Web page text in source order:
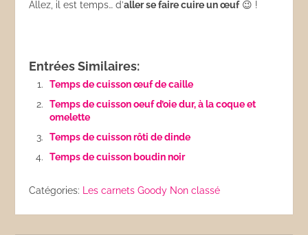
Allez, il est temps… d’aller se faire cuire un œuf😉 !
Entrées Similaires:
Temps de cuisson œuf de caille
Temps de cuisson oeuf d’oie dur, à la coque et
omelette
Temps de cuisson rôti de dinde
Temps de cuisson boudin noir
Catégories: Les carnets Goody Non classé